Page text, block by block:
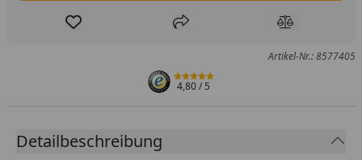
Produkt zur Wunschliste hinzufügen
Teilen Produkt
Artikel-Nr.: 8577405
4,80/ 5
Detailbeschreibung